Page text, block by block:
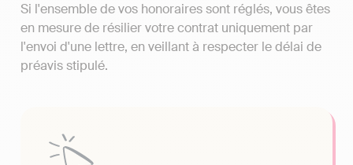
Si l'ensemble de vos honoraires sont réglés, vous êtes
en mesure de résilier votre contrat uniquement par
l'envoi d'une lettre, en veillant à respecter le délai de
préavis stipulé.